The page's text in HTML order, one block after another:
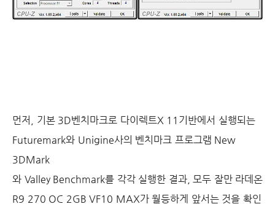
먼저 기본 3D벤치마크로 다이렉트X 11 기반에서 실행되는
Futuremark와 Unigine사의 벤치마크 프로그램 New
3DMark
와 Valley Benchmark를 각각 실행한 결과, 모두 잘만 라데온
R9 270 OC 2GB VF10 MAX가 월등하게 앞서는 것을 확인